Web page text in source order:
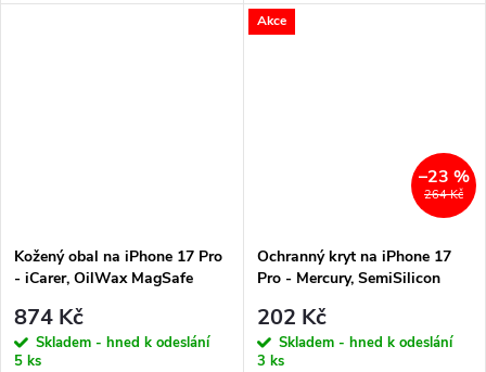
Kožený obal na iPhone 17 Pro
- iCarer, OilWax MagSafe
874 Kč
Skladem - hned k odeslání
5 ks
Akce
264 Kč
–23 %
Ochranný kryt na iPhone 17
Pro - Mercury, SemiSilicon
202 Kč
Skladem - hned k odeslání
3 ks